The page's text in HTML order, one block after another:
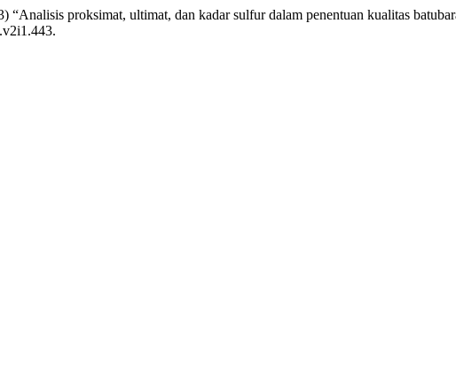
proksimat, ultimat, dan kadar sulfur dalam penentuan kualitas